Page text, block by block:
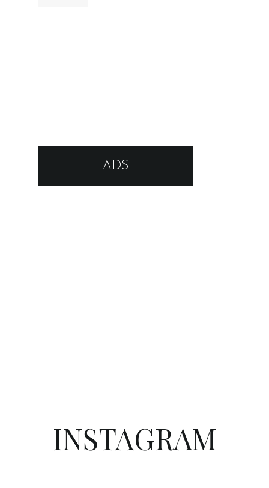
ADS
INSTAGRAM